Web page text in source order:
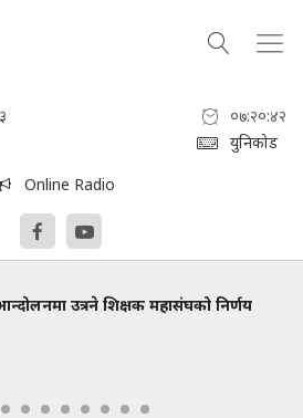
०७:२०:४३
युनिकोड
Online Radio
उत्रने शिक्षक महासंघको निर्णय